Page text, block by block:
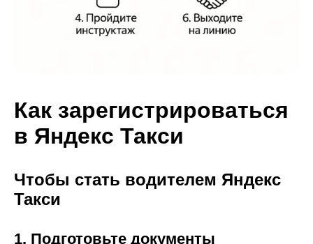
Как зарегистрироваться
в Яндекс Такси
Чтобы стать водителем Яндекс
Такси
1. Подготовьте документы